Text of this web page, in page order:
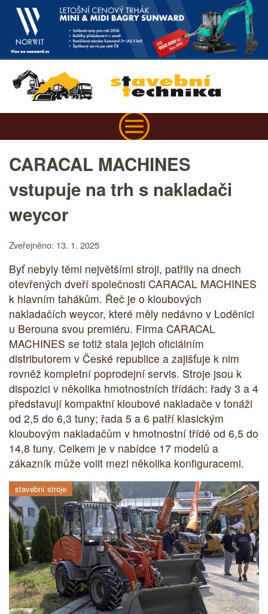
CARACAL MACHINES
vstupuje na trh s nakladači
weycor
Zveřejněno: 13. 1. 2025
Byť nebyly těmi největšími stroji, patřily na dnech
otevřených dveří společnosti CARACAL MACHINES
k hlavním tahákům. Řeč je o kloubových
nakladačích weycor, které měly nedávno v Loděnici
u Berouna svou premiéru. Firma CARACAL
MACHINES se totiž stala jejich oficiálním
distributorem v České republice a zajišťuje k nim
rovněž kompletní poprodejní servis. Stroje jsou k
dispozici v několika hmotnostních třídách: řady 3 a 4
představují kompaktní kloubové nakladače v tonáži
od 2,5 do 6,3 tuny; řada 5 a 6 patří klasickým
kloubovým nakladačům v hmotnostní třídě od 6,5 do
14,8 tuny. Celkem je v nabídce 17 modelů a
zákazník může volit mezi několika konfiguracemi.
stavební stroje